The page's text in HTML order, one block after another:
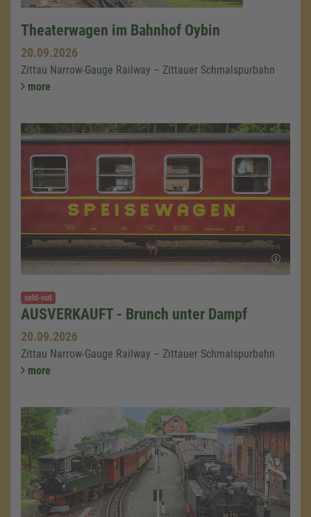
Theaterwagen im Bahnhof Oybin
20.09.2026
Zittau Narrow-Gauge Railway – Zittauer Schmalspurbahn
more
sold-out
AUSVERKAUFT - Brunch unter Dampf
20.09.2026
Zittau Narrow-Gauge Railway – Zittauer Schmalspurbahn
more